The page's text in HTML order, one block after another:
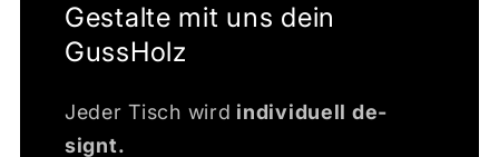
Gestalte mit uns dein
GussHolz
Jeder Tisch wird individuell de­
signt.